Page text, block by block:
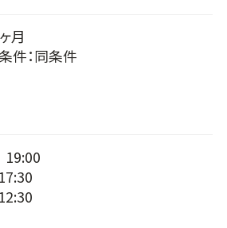
月
件：同条件